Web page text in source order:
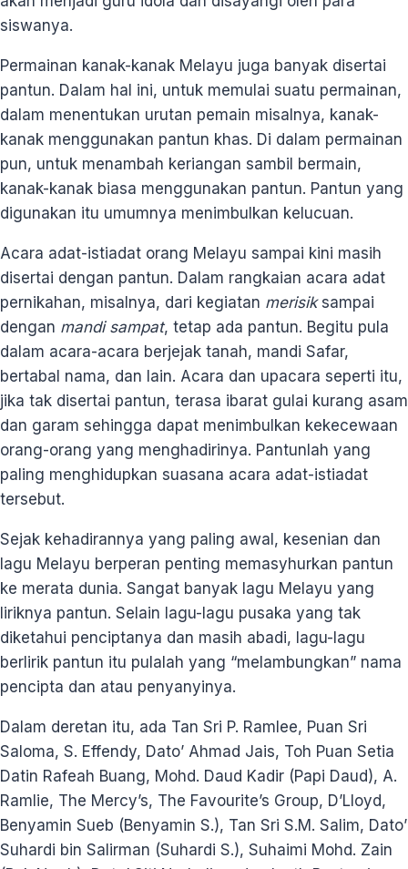
siswanya.
Permainan kanak-kanak Melayu juga banyak disertai
pantun. Dalam hal ini, untuk memulai suatu permainan,
dalam menentukan urutan pemain misalnya, kanak-
kanak menggunakan pantun khas. Di dalam permainan
pun, untuk menambah keriangan sambil bermain,
kanak-kanak biasa menggunakan pantun. Pantun yang
digunakan itu umumnya menimbulkan kelucuan.
Acara adat-istiadat orang Melayu sampai kini masih
disertai dengan pantun. Dalam rangkaian acara adat
pernikahan, misalnya, dari kegiatan merisiksampai
dengan mandi sampat, tetap ada pantun. Begitu pula
dalam acara-acara berjejak tanah, mandi Safar,
bertabal nama, dan lain. Acara dan upacara seperti itu,
jika tak disertai pantun, terasa ibarat gulai kurang asam
dan garam sehingga dapat menimbulkan kekecewaan
orang-orang yang menghadirinya. Pantunlah yang
paling menghidupkan suasana acara adat-istiadat
tersebut.
Sejak kehadirannya yang paling awal, kesenian dan
lagu Melayu berperan penting memasyhurkan pantun
ke merata dunia. Sangat banyak lagu Melayu yang
liriknya pantun. Selain lagu-lagu pusaka yang tak
diketahui penciptanya dan masih abadi, lagu-lagu
berlirik pantun itu pulalah yang “melambungkan” nama
pencipta dan atau penyanyinya.
Dalam deretan itu, ada Tan Sri P. Ramlee, Puan Sri
Saloma, S. Effendy, Dato’ Ahmad Jais, Toh Puan Setia
Datin Rafeah Buang, Mohd. Daud Kadir (Papi Daud), A.
Ramlie, The Mercy’s, The Favourite’s Group, D’Lloyd,
Benyamin Sueb (Benyamin S.), Tan Sri S.M. Salim, Dato’
Suhardi bin Salirman (Suhardi S.), Suhaimi Mohd. Zain